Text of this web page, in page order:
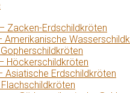
Zacken-Erdschildkröten
Amerikanische
Höckerschildkröten
Asiatische Erdschildkröten